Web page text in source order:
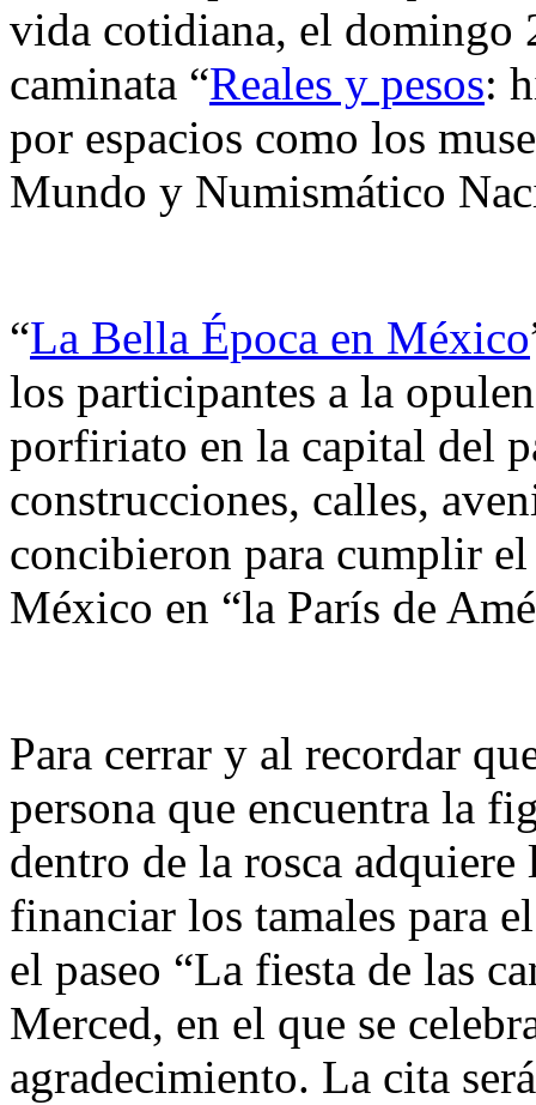
vida cotidiana, el domingo
caminata “Reales y pesos:
por espacios como los
Mundo y Numismático
“La Bella Época en México
los participantes a la
porfiriato en la capital del
construcciones, calles,
concibieron para cumplir
México en “la París de
Para cerrar y al recordar
persona que encuentra la
dentro de la rosca
financiar los tamales para
el paseo “La fiesta de las
Merced, en el que se
agradecimiento. La cita